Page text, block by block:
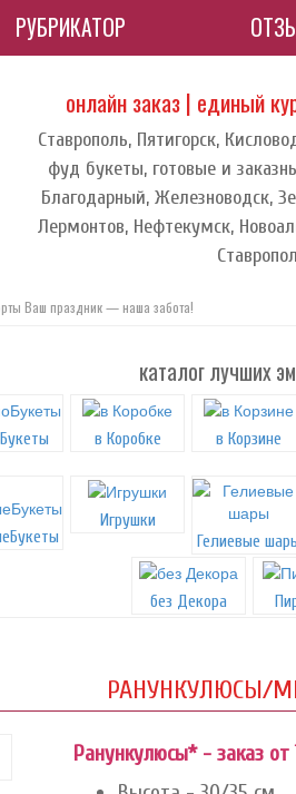
РУБРИКАТОР
онлайн заказ | единый
Ставрополь, Пятигорск,
фуд букеты, готовые и
Благодарный, Железноводск,
Лермонтов, Нефтекумск,
Ваш праздник — наша забота!
каталог лучших
в Коробке
в Корзине
Игрушки
Гелиевые
без Декора
РАНУНКУЛЮСЫ/
Ранункулюсы* - заказ от